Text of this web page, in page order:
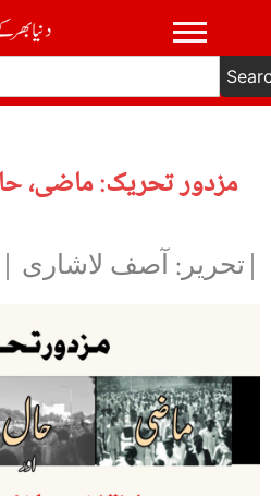
مزدور تحریک: ماضی،
|تحریر: آصف لاشاری |